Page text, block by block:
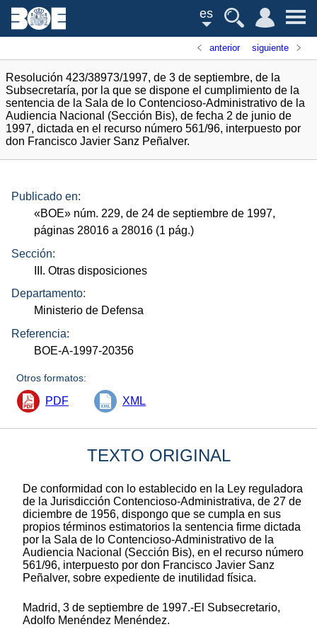
es
anterior siguiente
Resolución 423/38973/1997, de 3 de septiembre, de la
Subsecretaría, por la que se dispone el cumplimiento de la
sentencia de la Sala de lo Contencioso-Administrativo de la
Audiencia Nacional (Sección Bis), de fecha 2 de junio de
1997, dictada en el recurso número 561/96, interpuesto por
don Francisco Javier Sanz Peñalver.
Publicado en:
«BOE» núm. 229, de 24 de septiembre de 1997,
páginas 28016 a 28016 (1 pág.)
Sección:
III. Otras disposiciones
Departamento:
Ministerio de Defensa
Referencia:
BOE-A-1997-20356
Otros formatos:
PDF XML
TEXTO ORIGINAL
De conformidad con lo establecido en la Ley reguladora
de la Jurisdicción Contencioso-Administrativa, de 27 de
diciembre de 1956, dispongo que se cumpla en sus
propios términos estimatorios la sentencia firme dictada
por la Sala de lo Contencioso-Administrativo de la
Audiencia Nacional (Sección Bis), en el recurso número
561/96, interpuesto por don Francisco Javier Sanz
Peñalver, sobre expediente de inutilidad física.
Madrid, 3 de septiembre de 1997.-El Subsecretario,
Adolfo Menéndez Menéndez.